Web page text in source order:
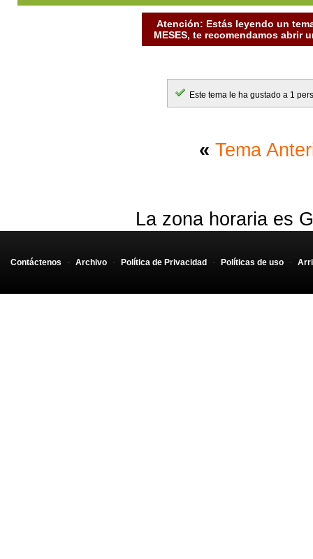
Atención: Estás leyendo un
MESES, te recomendamos abrir
Este tema le ha gustado a 1
« Tema
La zona horaria es
Contáctenos - Archivo - Política de Privacidad - Políticas de uso -